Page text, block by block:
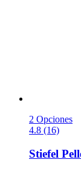
2 Opciones
4.8 (16)
Stiefel